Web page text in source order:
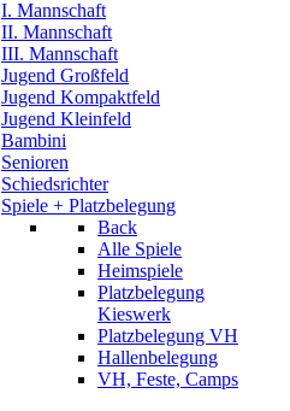
I. Mannschaft
II. Mannschaft
III. Mannschaft
Jugend Großfeld
Jugend Kompaktfeld
Jugend Kleinfeld
Bambini
Senioren
Schiedsrichter
Spiele + Platzbelegung
Back
Alle Spiele
Heimspiele
Platzbelegung
Kieswerk
Platzbelegung VH
Hallenbelegung
VH, Feste, Camps